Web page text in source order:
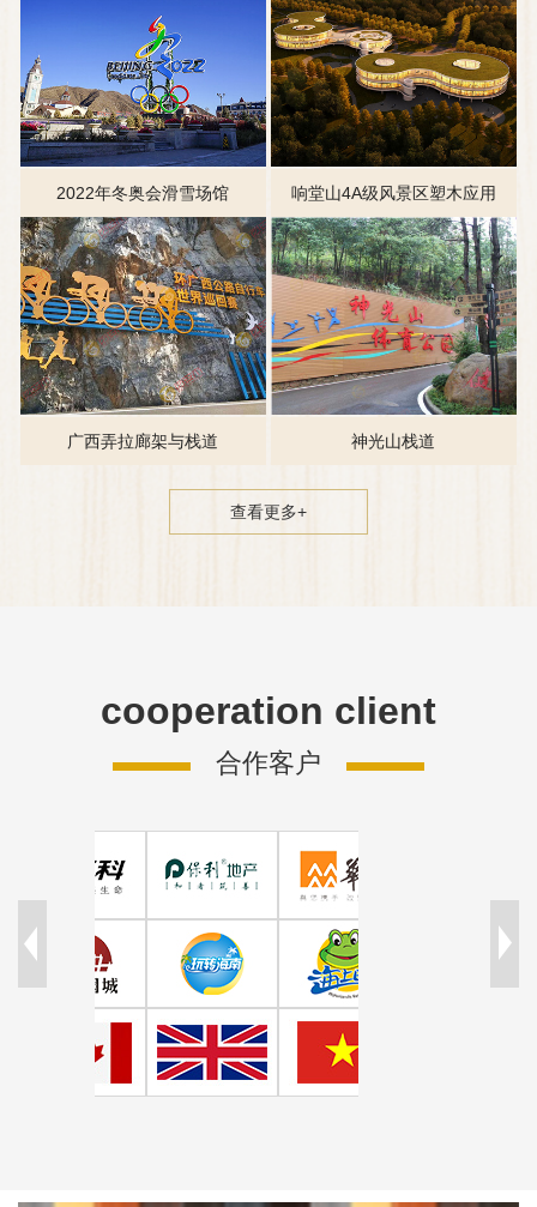
2022年冬奥会滑雪场馆 响堂山4A级风景区塑木应用
广西弄拉廊架与栈道 神光山栈道
查看更多+
cooperation client
合作客户